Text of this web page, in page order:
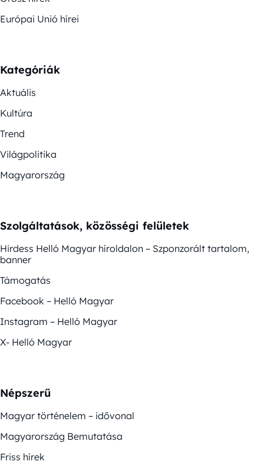
Európai Unió hírei
Kategóriák
Aktuális
Kultúra
Trend
Világpolitika
Magyarország
Szolgáltatások, közösségi felületek
Hirdess Helló Magyar híroldalon – Szponzorált tartalom,
banner
Támogatás
Facebook – Helló Magyar
Instagram – Helló Magyar
X- Helló Magyar
Népszerű
Magyar történelem – idővonal
Magyarország Bemutatása
Friss hírek